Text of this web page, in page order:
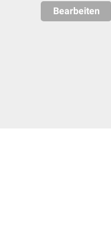
Bearbeiten